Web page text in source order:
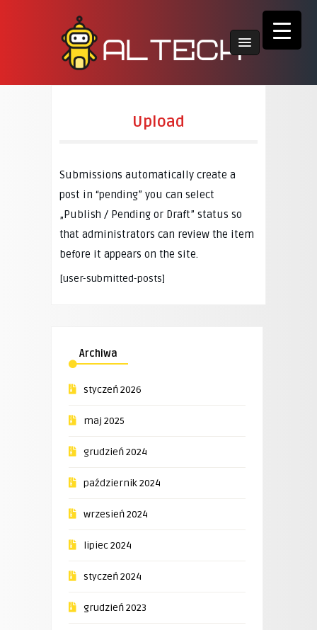
Upload
Submissions automatically create a
post in “pending” you can select
„Publish / Pending or Draft” status so
that administrators can review the item
before it appears on the site.
[user-submitted-posts]
Archiwa
styczeń 2026
maj 2025
grudzień 2024
październik 2024
wrzesień 2024
lipiec 2024
styczeń 2024
grudzień 2023